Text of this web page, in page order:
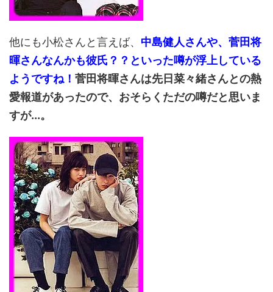
他にも小松さんと言えば、 中島健人さんや、菅田将
暉さんなんかも彼氏？？といった噂が浮上している
ようですね！ 菅田将暉さんは先日菜々緒さんとの熱
愛報道があったので、おそらくただの噂だと思いま
すが...。